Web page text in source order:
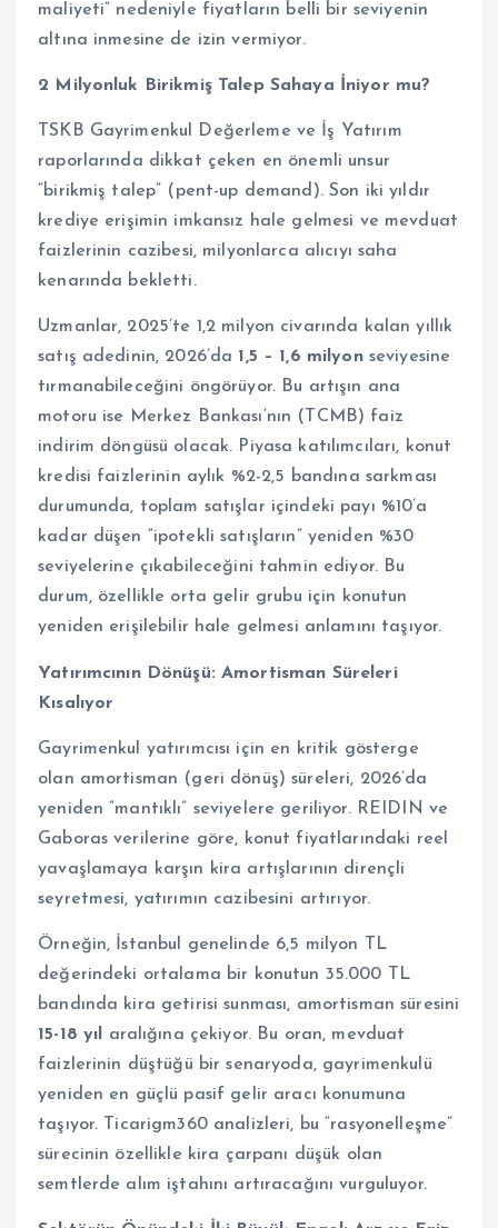
maliyeti” nedeniyle fiyatların belli bir seviyenin
altına inmesine de izin vermiyor.
2 Milyonluk Birikmiş Talep Sahaya İniyor mu?
TSKB Gayrimenkul Değerleme ve İş Yatırım
raporlarında dikkat çeken en önemli unsur
“birikmiş talep” (pent-up demand). Son iki yıldır
krediye erişimin imkansız hale gelmesi ve mevduat
faizlerinin cazibesi, milyonlarca alıcıyı saha
kenarında bekletti.
Uzmanlar, 2025’te 1,2 milyon civarında kalan yıllık
satış adedinin, 2026’da 1,5 – 1,6 milyonseviyesine
tırmanabileceğini öngörüyor. Bu artışın ana
motoru ise Merkez Bankası’nın (TCMB) faiz
indirim döngüsü olacak. Piyasa katılımcıları, konut
kredisi faizlerinin aylık %2-2,5 bandına sarkması
durumunda, toplam satışlar içindeki payı %10’a
kadar düşen “ipotekli satışların” yeniden %30
seviyelerine çıkabileceğini tahmin ediyor. Bu
durum, özellikle orta gelir grubu için konutun
yeniden erişilebilir hale gelmesi anlamını taşıyor.
Yatırımcının Dönüşü: Amortisman Süreleri
Kısalıyor
Gayrimenkul yatırımcısı için en kritik gösterge
olan amortisman (geri dönüş) süreleri, 2026’da
yeniden “mantıklı” seviyelere geriliyor. REIDIN ve
Gaboras verilerine göre, konut fiyatlarındaki reel
yavaşlamaya karşın kira artışlarının dirençli
seyretmesi, yatırımın cazibesini artırıyor.
Örneğin, İstanbul genelinde 6,5 milyon TL
değerindeki ortalama bir konutun 35.000 TL
bandında kira getirisi sunması, amortisman süresini
15-18 yıl
aralığına çekiyor. Bu oran, mevduat
faizlerinin düştüğü bir senaryoda, gayrimenkulü
yeniden en güçlü pasif gelir aracı konumuna
taşıyor. Ticarigm360 analizleri, bu “rasyonelleşme”
sürecinin özellikle kira çarpanı düşük olan
semtlerde alım iştahını artıracağını vurguluyor.